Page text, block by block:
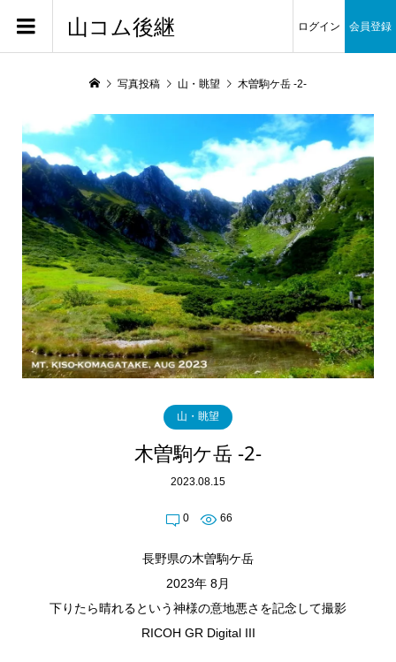
山コム後継 ログイン 会員登録
写真投稿 山・眺望 木曽駒ケ岳 -2-
山・眺望
木曽駒ケ岳 -2-
2023.08.15
0 66
長野県の木曽駒ケ岳
2023年 8月
下りたら晴れるという神様の意地悪さを記念して撮影
RICOH GR Digital III